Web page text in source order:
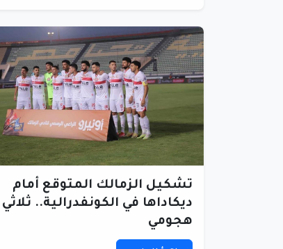
تشكيل الزمالك المتوقع أمام
ديكاداها في الكونفدرالية.. ثلاثي
هجومي